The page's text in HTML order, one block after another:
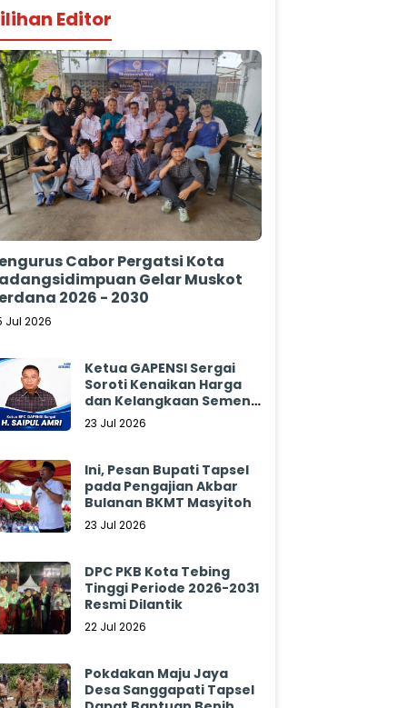
Editor
Cabor Pergatsi Kota
Gelar Muskot
2026 - 2030
Jul 2026
Ketua GAPENSI Sergai
Soroti Kenaikan Harga
dan Kelangkaan Semen,
Minta Pemerintah
23 Jul 2026
Ini, Pesan Bupati Tapsel
pada Pengajian Akbar
Bulanan BKMT Masyitoh
23 Jul 2026
DPC PKB Kota Tebing
Tinggi Periode 2026-2031
Resmi Dilantik
22 Jul 2026
Pokdakan Maju Jaya
Desa Sanggapati Tapsel